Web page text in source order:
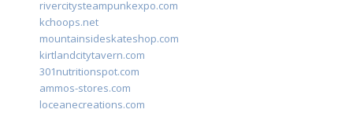
rivercitysteampunkexpo.com
kchoops.net
mountainsideskateshop.com
kirtlandcitytavern.com
301nutritionspot.com
ammos-stores.com
loceanecreations.com